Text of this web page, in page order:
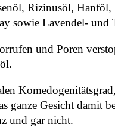
Rizinusöl,
sowie Lavendel- und
und Poren
ganze Gesicht damit
und gar nicht.